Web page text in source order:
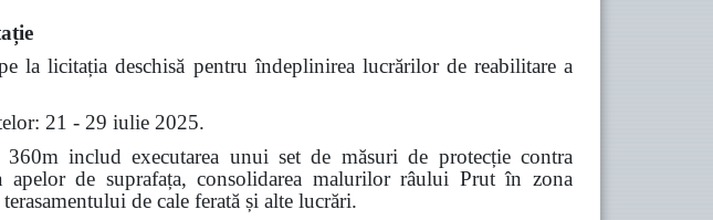
ție
la licitația deschisă pentru îndeplinirea lucrărilor de reabilitare a
21 - 29 iulie 2025.
includ executarea unui set de măsuri de protecție contra
de suprafața, consolidarea malurilor râului Prut în zona
de cale ferată și alte lucrări.